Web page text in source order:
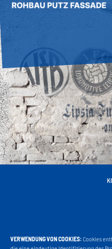
VERWENDUNG VON COOKIES: Cookies